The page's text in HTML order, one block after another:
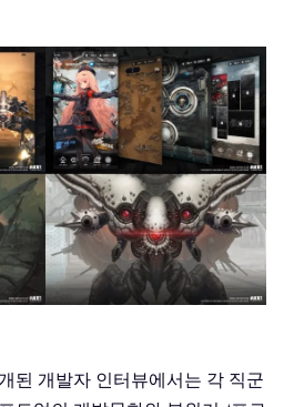
된 개발자 인터뷰에서는 각 직군